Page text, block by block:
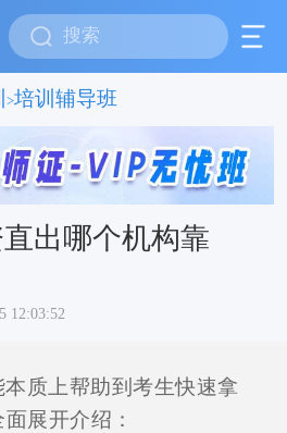
>培训辅导班
出哪个机构靠
12:03:52
质上帮助到考生快速拿
展开介绍：